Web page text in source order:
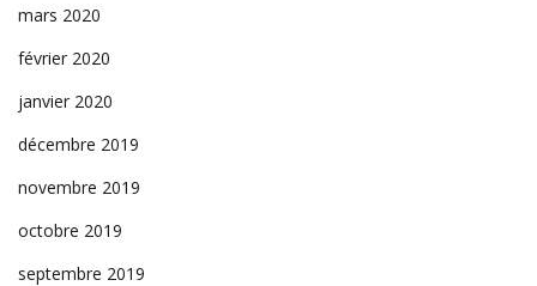
mars 2020
février 2020
janvier 2020
décembre 2019
novembre 2019
octobre 2019
septembre 2019